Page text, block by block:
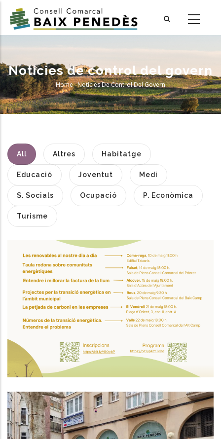
main
Notícies de control del govern
Breadcrumb
Home-Notícies De Control Del Govern
All Altres Habitatge
Educació Joventut Medi
S. Socials Ocupació P. Econòmica
Turisme
Jornada “Les Renovables Al
Nostre Dia A Dia” A Coma-Ruga:
Aprèn Com Estalviar Energia I
Cuidar El Planeta
Acord Per A La Millora De Les